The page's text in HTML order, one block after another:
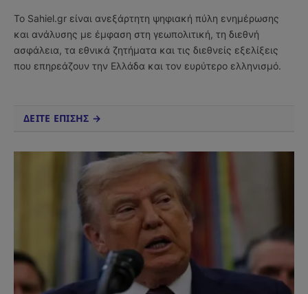
Το Sahiel.gr είναι ανεξάρτητη ψηφιακή πύλη ενημέρωσης
και ανάλυσης με έμφαση στη γεωπολιτική, τη διεθνή
ασφάλεια, τα εθνικά ζητήματα και τις διεθνείς εξελίξεις
που επηρεάζουν την Ελλάδα και τον ευρύτερο ελληνισμό.
ΔΕΙΤΕ ΕΠΙΣΗΣ →